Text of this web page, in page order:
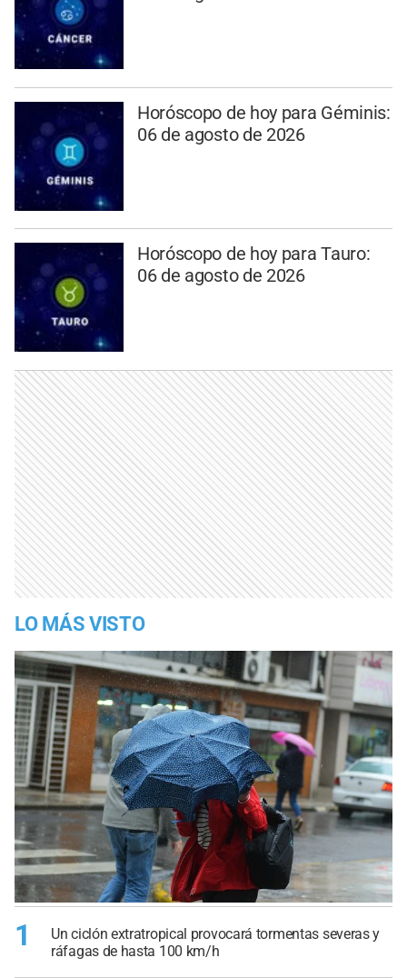
Horóscopo de hoy para Géminis:
06 de agosto de 2026
Horóscopo de hoy para Tauro:
06 de agosto de 2026
LO MÁS VISTO
1
Un ciclón extratropical provocará tormentas severas y
ráfagas de hasta 100 km/h